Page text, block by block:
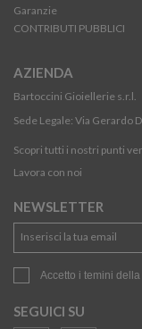
Garanzie
CONTRIBUTI PUBBLICI
AZIENDA
Bartoccini Gioiellerie s.r.l.
Sede Legale: Via Gerardo
Scopri tutti i nostri punti
Lavora con noi
NEWSLETTER
Accetto i temini della
SEGUICI SU